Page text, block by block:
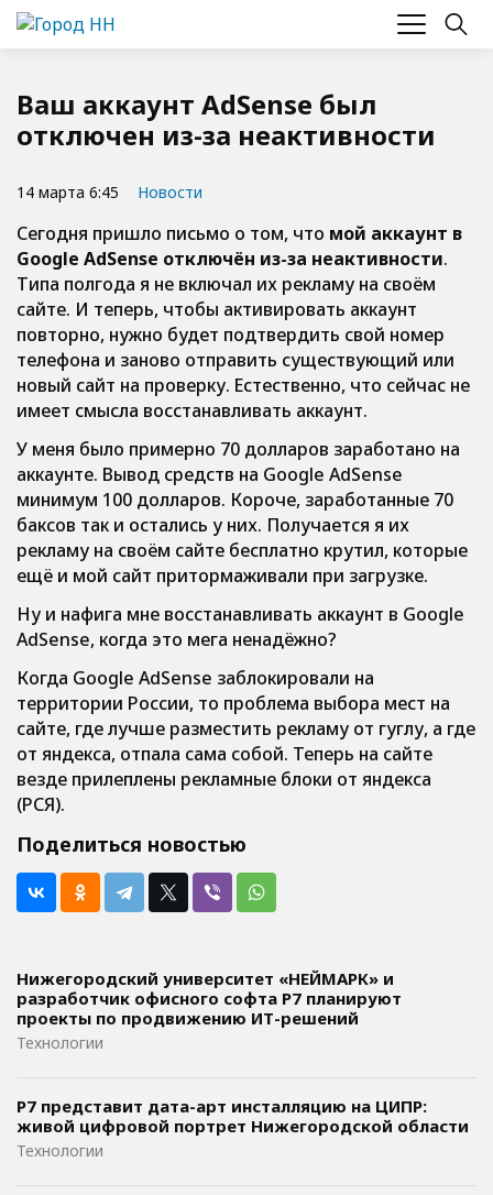
Ваш аккаунт AdSense был
отключен из-за неактивности
14 марта 6:45 Новости
Сегодня пришло письмо о том, что мой аккаунт в
Google AdSense отключён из-за неактивности.
Типа полгода я не включал их рекламу на своём
сайте. И теперь, чтобы активировать аккаунт
повторно, нужно будет подтвердить свой номер
телефона и заново отправить существующий или
новый сайт на проверку. Естественно, что сейчас не
имеет смысла восстанавливать аккаунт.
У меня было примерно 70 долларов заработано на
аккаунте. Вывод средств на Google AdSense
минимум 100 долларов. Короче, заработанные 70
баксов так и остались у них. Получается я их
рекламу на своём сайте бесплатно крутил, которые
ещё и мой сайт притормаживали при загрузке.
Ну и нафига мне восстанавливать аккаунт в Google
AdSense, когда это мега ненадёжно?
Когда Google AdSense заблокировали на
территории России, то проблема выбора мест на
сайте, где лучше разместить рекламу от гуглу, а где
от яндекса, отпала сама собой. Теперь на сайте
везде прилеплены рекламные блоки от яндекса
(РСЯ).
Поделиться новостью
Нижегородский университет «НЕЙМАРК» и
разработчик офисного софта P7 планируют
проекты по продвижению ИТ-решений
Технологии
Р7 представит дата-арт инсталляцию на ЦИПР:
живой цифровой портрет Нижегородской области
Технологии